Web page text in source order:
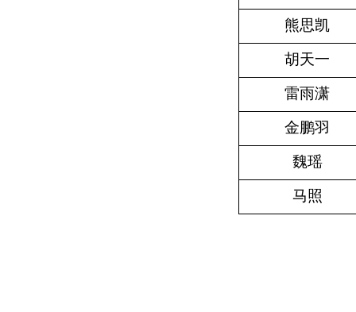
熊思凯
胡天一
雷雨潇
金鹏羽
魏瑶
马照